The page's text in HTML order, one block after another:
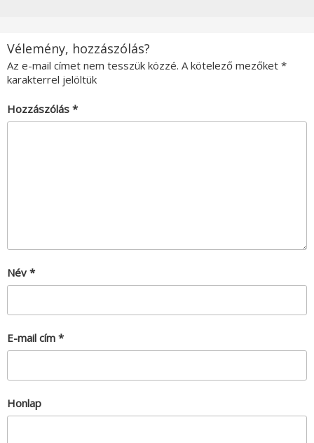
Vélemény, hozzászólás?
Az e-mail címet nem tesszük közzé. A kötelező mezőket *
karakterrel jelöltük
Hozzászólás *
Név *
E-mail cím *
Honlap